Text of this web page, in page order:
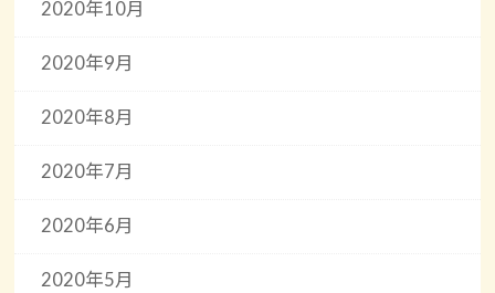
2020年10月
2020年9月
2020年8月
2020年7月
2020年6月
2020年5月